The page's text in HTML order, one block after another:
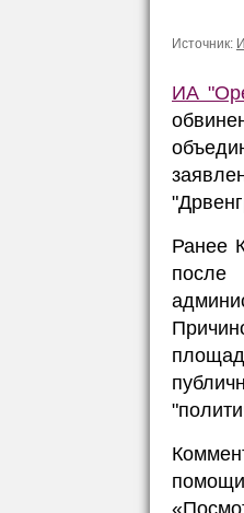
Источник:
ИА
Ранее